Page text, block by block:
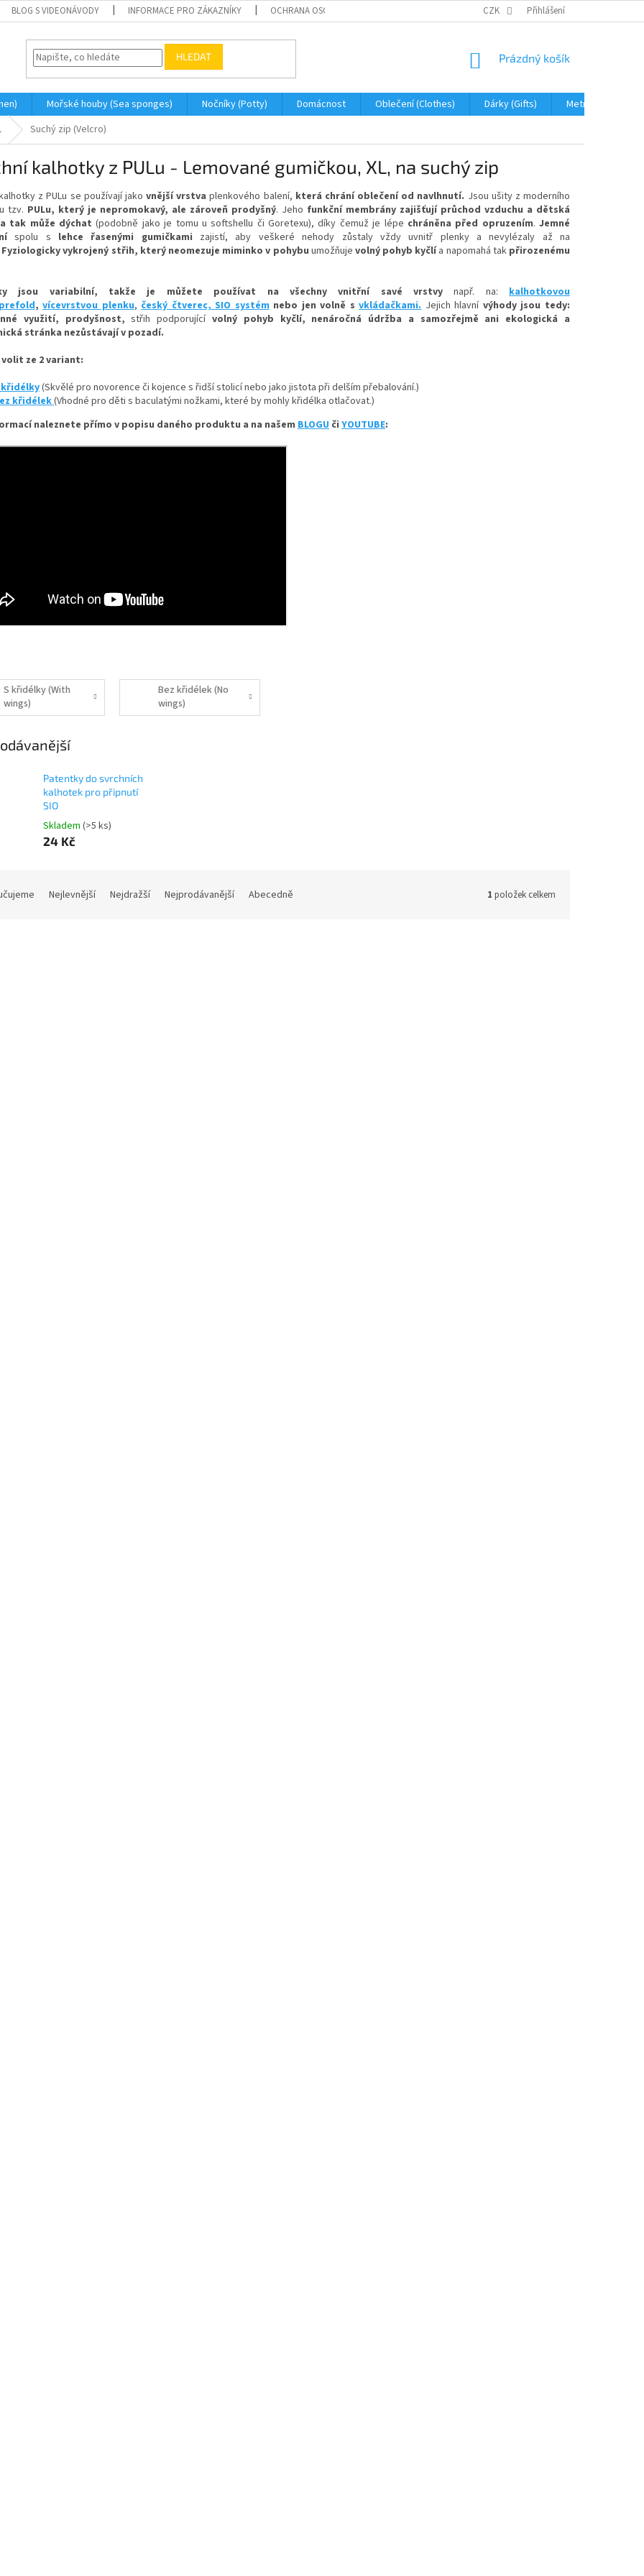
BLOG S VIDEONÁVODY INFORMACE PRO ZÁKAZNÍKY OCHRANA OSOBNÍCH ÚDAJŮ JAK NA REKLAMACI A VRÁCENÍ ZBOŽÍ
CZK Přihlášení
HLEDAT
NÁKUPNÍ
Prázdný košík
Mořské houby (Sea sponges) Nočníky (Potty) Domácnost Oblečení (Clothes) Dárky (Gifts)
Metráž (fabric)
Suchý zip (Velcro)
kalhotky z PULu - Lemované gumičkou, XL, na suchý zip
z PULu se používají jakovnější vrstva plenkového balení, která chrání oblečení od navlhnutí. Jsou ušity z moderního
tzv. PULu, který je nepromokavý, ale zároveň prodyšný. Jeho funkční membrány zajišťují průchod vzduchu a dětská
tak může dýchat (podobně jako je tomu u softshellu či Goretexu), díky čemuž je lépe chráněna před opruzením.Jemné
spolu s lehce řasenými gumičkami zajistí, aby veškeré nehody zůstaly vždy uvnitř plenky a nevylézaly až na
Fyziologicky vykrojený střih, který neomezuje miminko v pohybu umožňuje volný pohyb kyčlía napomahá tak přirozenému
jsou variabilní, takže je můžete používat na všechny vnitřní savé vrstvynapř. na: kalhotkovou
prefold, vícevrstvou plenku, český čtverec,SIO systém nebo jen volně svkládačkami. Jejich hlavnívýhody jsou tedy:
využití, prodyšnost,střih podporujícívolný pohyb kyčlí, nenáročná údržba a samozřejmě ani ekologická a
stránka nezůstávají v pozadí.
ze 2 variant:
křidélky(Skvělé pro novorence či kojence s řidší stolicí nebo jako jistota při delším přebalování.)
křidélek(Vhodné pro děti s baculatými nožkami, které by mohly křidélka otlačovat.)
naleznete přímo v popisu daného produktu a na našem BLOGU či YOUTUBE:
S křidélky (With
wings)
Bez křidélek (No
wings)
Patentky do svrchních
kalhotek pro připnutí
SIO
Skladem (>5 ks)
24 Kč
Nejlevnější Nejdražší Nejprodávanější Abecedně 1 položek celkem